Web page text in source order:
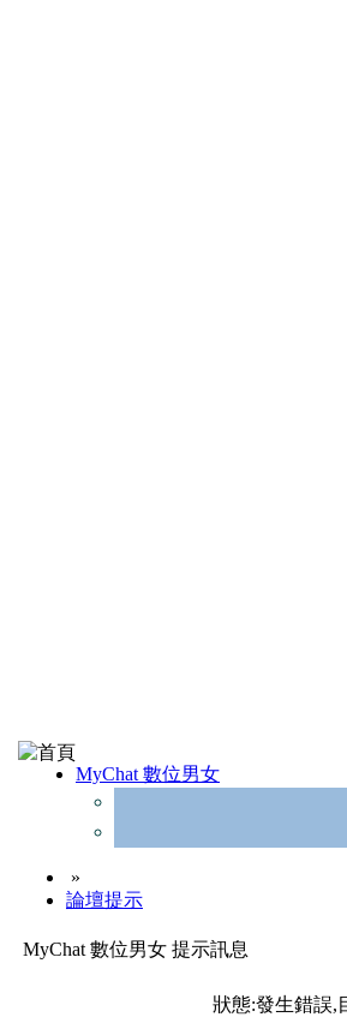
MyChat 數位男女
»
論壇提示
MyChat 數位男女 提示訊息
狀態:發生錯誤,